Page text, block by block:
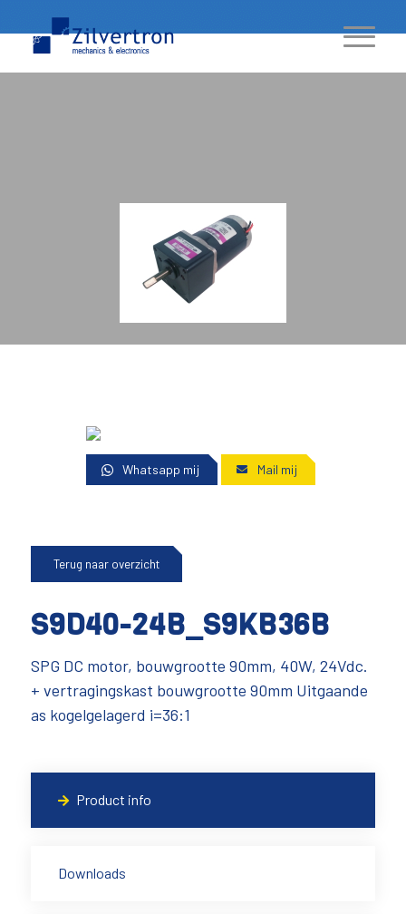
Whatsapp mij Mail mij
Terug naar overzicht
S9D40-24B_S9KB36B
SPG DC motor, bouwgrootte 90mm, 40W, 24Vdc.
+ vertragingskast bouwgrootte 90mm Uitgaande
as kogelgelagerd i=36:1
Product info
Downloads